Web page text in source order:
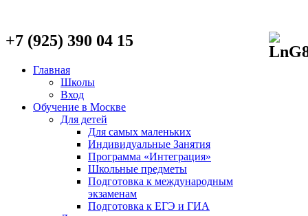
+7 (925) 390 04 15
Главная
Школы
Вход
Обучение в Москве
Для детей
Для самых маленьких
Индивидуальные Занятия
Программа «Интеграция»
Школьные предметы
Подготовка к международным
экзаменам
Подготовка к ЕГЭ и ГИА